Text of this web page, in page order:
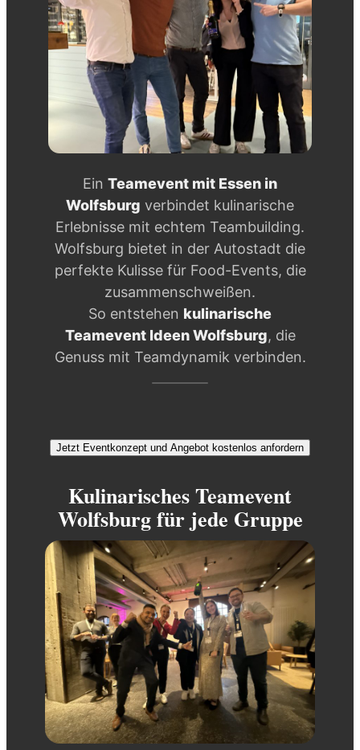
Ein Teamevent mit Essen in
Wolfsburg verbindet kulinarische
Erlebnisse mit echtem Teambuilding.
Wolfsburg bietet in der Autostadt die
perfekte Kulisse für Food-Events, die
zusammenschweißen.
So entstehen kulinarische
Teamevent Ideen Wolfsburg, die
Genuss mit Teamdynamik verbinden.
Jetzt Eventkonzept und Angebot kostenlos anfordern
Kulinarisches Teamevent
Wolfsburg für jede Gruppe